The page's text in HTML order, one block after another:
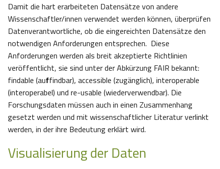
Damit die hart erarbeiteten Datensätze von andere
Wissenschaftler/innen verwendet werden können, überprüfen
Datenverantwortliche, ob die eingereichten Datensätze den
notwendigen Anforderungen entsprechen. Diese
Anforderungen werden als breit akzeptierte Richtlinien
veröffentlicht, sie sind unter der Abkürzung FAIR bekannt:
findable (auffindbar), accessible (zugänglich), interoperable
(interoperabel) und re-usable (wiederverwendbar). Die
Forschungsdaten müssen auch in einen Zusammenhang
gesetzt werden und mit wissenschaftlicher Literatur verlinkt
werden, in der ihre Bedeutung erklärt wird.
Visualisierung der Daten